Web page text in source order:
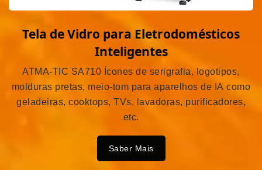
Tela de Vidro para Eletrodomésticos
Inteligentes
ATMA-TIC SA710 Ícones de serigrafia, logotipos,
molduras pretas, meio-tom para aparelhos de IA como
geladeiras, cooktops, TVs, lavadoras, purificadores,
etc.
Saber Mais